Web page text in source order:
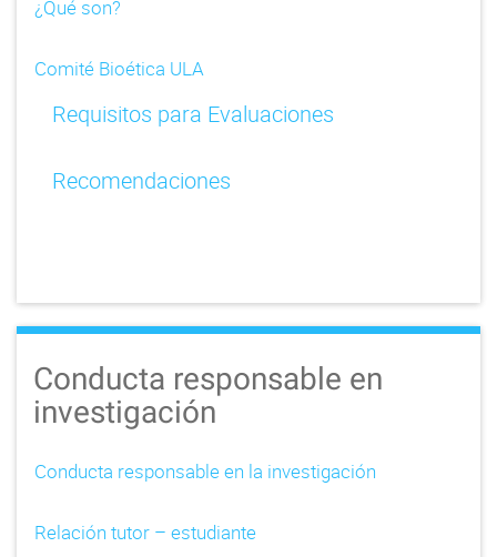
¿Qué son?
Comité Bioética ULA
Requisitos para Evaluaciones
Recomendaciones
Conducta responsable en
investigación
Conducta responsable en la investigación
Relación tutor – estudiante